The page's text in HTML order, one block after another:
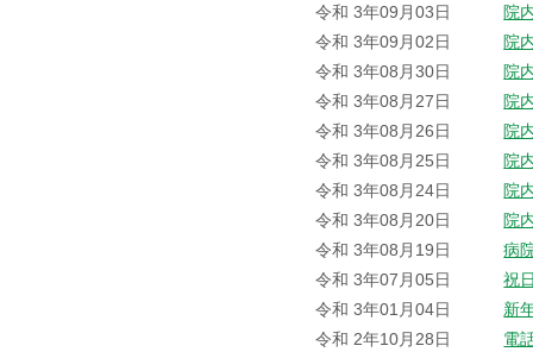
令和 3年09月03日
院
令和 3年09月02日
院
令和 3年08月30日
院
令和 3年08月27日
院
令和 3年08月26日
院
令和 3年08月25日
院
令和 3年08月24日
院
令和 3年08月20日
院
令和 3年08月19日
病
令和 3年07月05日
祝
令和 3年01月04日
新
令和 2年10月28日
電